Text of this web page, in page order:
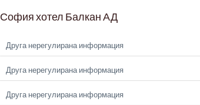
София хотел Балкан АД
Друга нерегулирана информация
Друга нерегулирана информация
Друга нерегулирана информация